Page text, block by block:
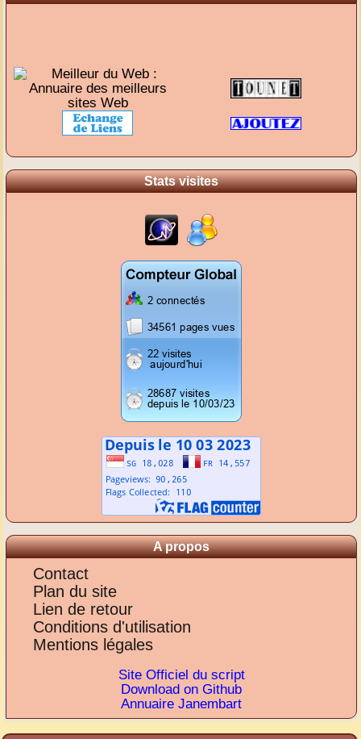
Stats visites
A propos
Contact
Plan du site
Lien de retour
Conditions d'utilisation
Mentions légales
Site Officiel du script
Download on Github
Annuaire Janembart